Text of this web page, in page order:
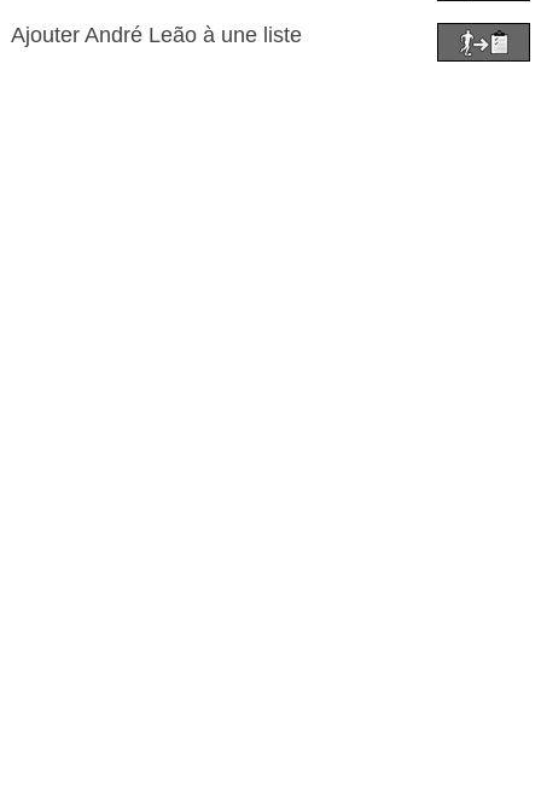
Ajouter André Leão à une liste